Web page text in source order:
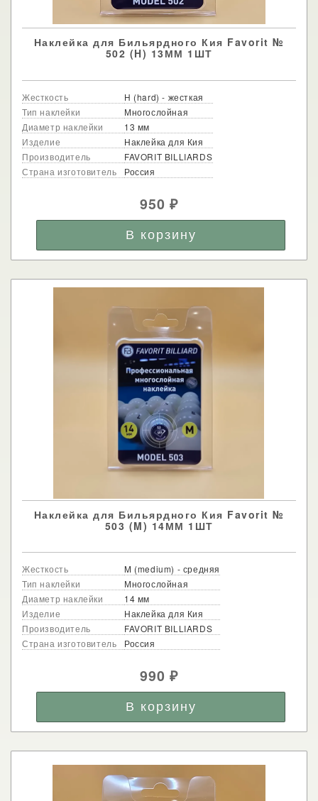
Наклейка для Бильярдного Кия Favorit №
502 (H) 13ММ 1ШТ
Жесткость
H (hard) - жесткая
Тип наклейки
Многослойная
Диаметр наклейки
13 мм
Изделие
Наклейка для Кия
Производитель
FAVORIT BILLIARDS
Страна изготовитель
Россия
950₽
Наклейка для Бильярдного Кия Favorit №
503 (M) 14ММ 1ШТ
Жесткость
M (medium) - средняя
Тип наклейки
Многослойная
Диаметр наклейки
14 мм
Изделие
Наклейка для Кия
Производитель
FAVORIT BILLIARDS
Страна изготовитель
Россия
990₽